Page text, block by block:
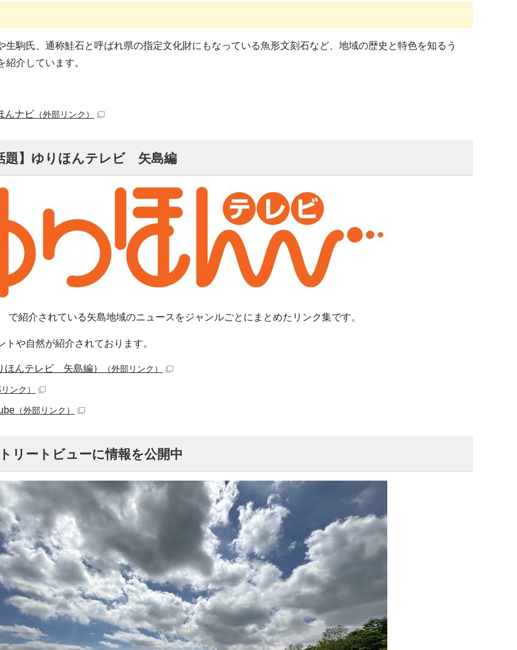
生駒氏、通称鮭石と呼ばれ県の指定文化財にもなっている魚形文刻石など、地域の歴史と特色を知るう
紹介しています。
んナビ （外部リンク）
】ゆりほんテレビ 矢島編
紹介されている矢島地域のニュースをジャンルごとにまとめたリンク集です。
や自然が紹介されております。
んテレビ 矢島編） （外部リンク）
リンク）
（外部リンク）
ートビューに情報を公開中